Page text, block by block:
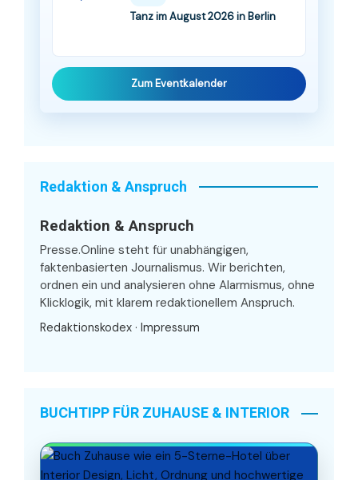
Tanz im August 2026 in Berlin
Zum Eventkalender
Redaktion & Anspruch
Redaktion & Anspruch
Presse.Online steht für unabhängigen,
faktenbasierten Journalismus. Wir berichten,
ordnen ein und analysieren ohne Alarmismus, ohne
Klicklogik, mit klarem redaktionellem Anspruch.
Redaktionskodex · Impressum
BUCHTIPP FÜR ZUHAUSE & INTERIOR